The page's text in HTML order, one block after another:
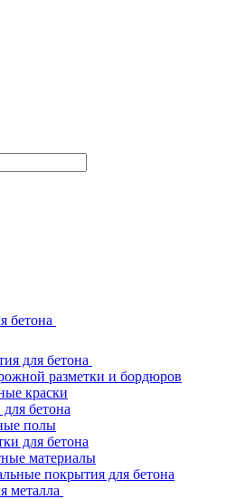
бетона
для бетона
разметки и бордюров
краски
бетона
полы
для бетона
материалы
покрытия для бетона
металла